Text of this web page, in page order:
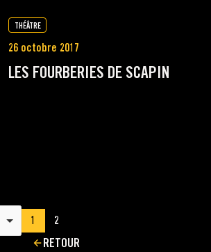
THÉÂTRE
26 octobre 2017
LES FOURBERIES DE SCAPIN
RETOUR
Résultats par page
1 2